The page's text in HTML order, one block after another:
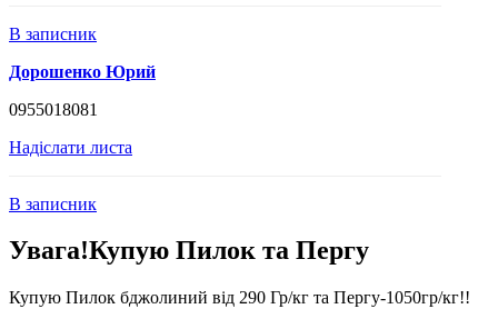
В записник
Дорошенко Юрий
0955018081
Надіслати листа
В записник
Увага!Купую Пилок та Пергу
Купую Пилок бджолиний від 290 Гр/кг та Пергу-1050гр/кг!!